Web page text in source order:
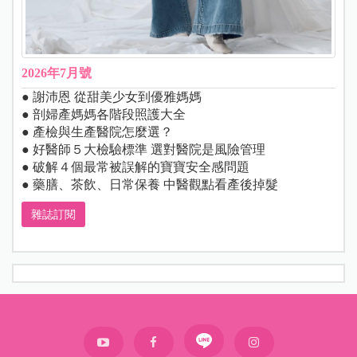
2026年7月號
● 謝沛恩 從甜美少女到優雅媽媽
● 剖婦產媽媽各階段照護大全
● 產檢與生產醫院怎麼選？
● 好醫師５大檢驗標準 選對醫院是風險管理
● 破解４個最常被誤解的寶寶安全感問題
● 藥膳、茶飲、日常保養 中醫觀點看產後掉髮
雜誌訂閱